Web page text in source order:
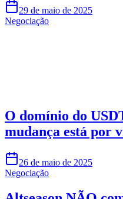
29 de maio de 2025
Negociação
O domínio do
mudança está por
26 de maio de 2025
Negociação